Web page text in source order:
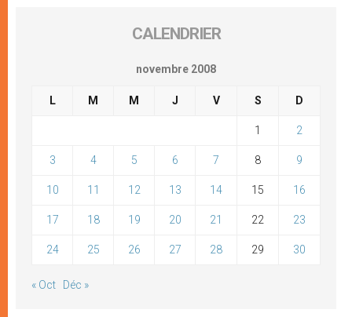
CALENDRIER
novembre 2008
L M M J V S D
1 2
3 4 5 6 7 8 9
10 11 12 13 14 15 16
17 18 19 20 21 22 23
24 25 26 27 28 29 30
« Oct Déc »